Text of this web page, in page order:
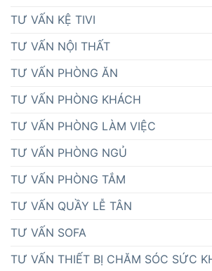
TƯ VẤN KỆ TIVI
TƯ VẤN NỘI THẤT
TƯ VẤN PHÒNG ĂN
TƯ VẤN PHÒNG KHÁCH
TƯ VẤN PHÒNG LÀM VIỆC
TƯ VẤN PHÒNG NGỦ
TƯ VẤN PHÒNG TẮM
TƯ VẤN QUẦY LỄ TÂN
TƯ VẤN SOFA
TƯ VẤN THIẾT BỊ CHĂM SÓC SỨC